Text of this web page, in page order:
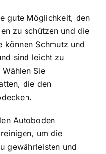
gute Möglichkeit, den
zu schützen und die
können Schmutz und
sind leicht zu
Sie
die den
Autoboden
um die
gewährleisten und